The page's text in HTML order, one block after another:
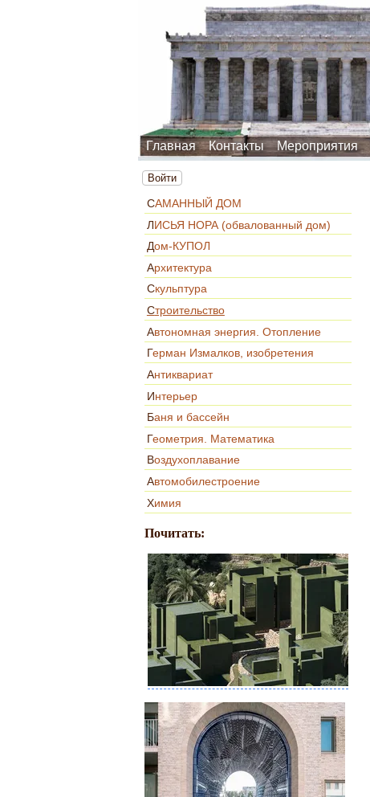
Главная Контакты Мероприятия
Войти
САМАННЫЙ ДОМ
ЛИСЬЯ НОРА (обвалованный дом)
Дом-КУПОЛ
Архитектура
Скульптура
Строительство
Автономная энергия. Отопление
Герман Измалков, изобретения
Антиквариат
Интерьер
Баня и бассейн
Геометрия. Математика
Воздухоплавание
Автомобилестроение
Химия
Почитать: